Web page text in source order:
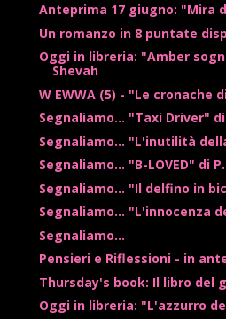
Anteprima 17 giugno: "Mira
Un romanzo in 8 puntate
Oggi in libreria: "Amber
Shevah
W EWWA (5) - "Le cronache
Segnaliamo... "Taxi Driver"
Segnaliamo... "L'inutilità
Segnaliamo... "B-LOVED" di
Segnaliamo... "Il delfino in
Segnaliamo... "L'innocenza
Segnaliamo...
Pensieri e Riflessioni - in
Thursday's book: Il libro del
Oggi in libreria: "L'azzurro